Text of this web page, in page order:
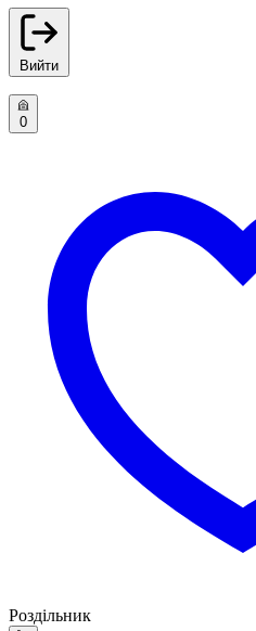
Вийти
0
Роздільник